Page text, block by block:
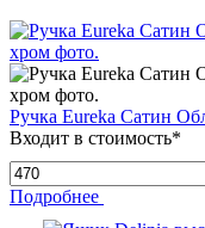
Ручка Eureka Сатин
Входит в стоимость*
Подробнее